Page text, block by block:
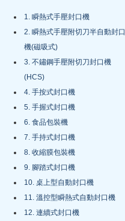
1. 瞬熱式手壓封口機
2. 瞬熱式手壓附切刀半自動封口
機(磁吸式)
3. 不鏽鋼手壓附切刀封口機
(HCS)
4. 手按式封口機
5. 手握式封口機
6. 食品包裝機
7. 手持式封口機
8. 收縮膜包裝機
9. 腳踏式封口機
10. 桌上型自動封口機
11. 溫控型瞬熱式自動封口機
12. 連續式封口機